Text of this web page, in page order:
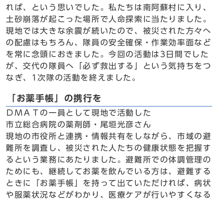
れば、という思いでした。私たちは南阿蘇村に入り、
土砂崩落が起こった場所で人命探索に当たりました。
現地では大きな余震が続いたので、被災された方々へ
の配慮はもちろん、隊員の安全確保・作業効率面など
を常に念頭におきました。今回の活動は3日間でした
が、交代の隊員へ「必ず救出する」という気持ちをつ
なぎ、1次隊の活動を終えました。
「お薬手帳」の携行を
ＤＭＡＴの一員として現地で活動した
市立総合病院の薬剤師・尾垣光彦さん
現地の市役所と連携・情報共有をしながら、市域の避
難所を調査し、被災された人たちの健康状態を把握す
るという業務にあたりました。避難所での体調管理の
ためにも、継続してお薬を飲んでいる方は、避難する
ときに「お薬手帳」を持って出ていただければ、病状
や服薬状況などがわかり、医療ケアが行いやすくなる